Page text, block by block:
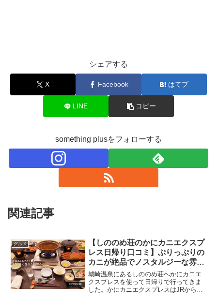
シェアする
X Facebook はてブ
LINE コピー
something plusをフォローする
関連記事
グルメ
【しののめ荘のかにカニエクスプ
レス日帰り口コミ】ぷりっぷりの
カニが絶品でノスタルジーな雰囲
気が楽しめる旅館！
城崎温泉にあるしののめ荘へかにカニエ
クスプレスを使って日帰りで行ってきま
した。かにカニエクスプレスはJRから11